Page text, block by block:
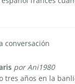
conversación
por Ani1980
tres años en la